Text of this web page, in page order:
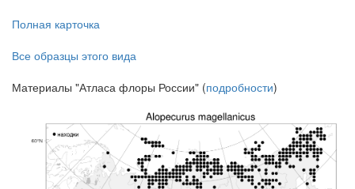
Полная карточка
Все образцы этого вида
Материалы "Атласа флоры России" (подробности)